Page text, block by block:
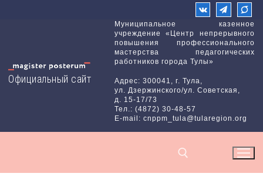
Официальный сайт
Муниципальное казенное
учреждение «Центр непрерывного
повышения профессионального
мастерства педагогических
работников города Тулы»
Адрес: 300041, г. Тула,
ул. Дзержинского/ул. Советская,
д. 15-17/73
Тел.: (4872) 30-48-57
E-mail: cnppm_tula@tularegion.org